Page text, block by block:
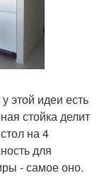
этой идеи есть
стойка делит
на 4
для
- самое оно.